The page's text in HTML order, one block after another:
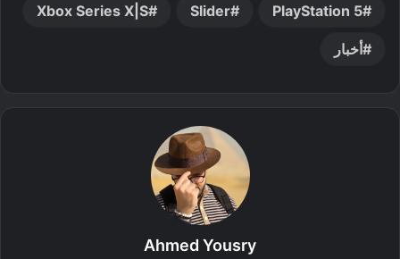
PlayStation 5
Slider
Xbox Series X|S
أخبار
Ahmed Yousry